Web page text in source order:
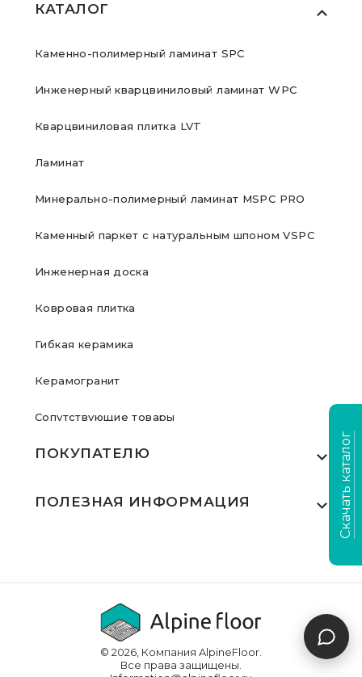
КАТАЛОГ
Каменно-полимерный ламинат SPC
Инженерный кварцвиниловый ламинат WPC
Кварцвиниловая плитка LVT
Ламинат
Минерально-полимерный ламинат MSPC PRO
Каменный паркет с натуральным шпоном VSPC
Инженерная доска
Ковровая плитка
Гибкая керамика
Керамогранит
Сопутствующие товары
ПОКУПАТЕЛЮ
Где купить
Выполненные проекты
Доставка и оплата
ПОЛЕЗНАЯ ИНФОРМАЦИЯ
Видеообзоры
Для дилеров
Инструкции по укладке
© 2026, Компания AlpineFloor.
Все права защищены.
Скачать каталог